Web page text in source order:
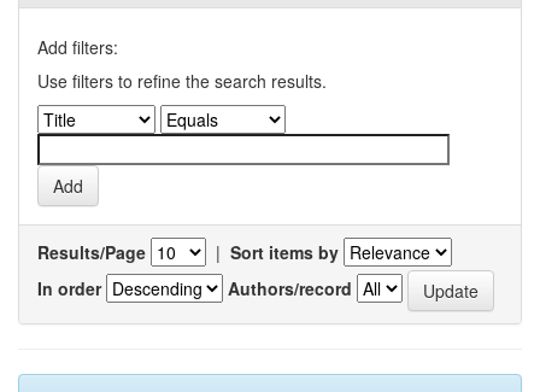
Add filters:
Use filters to refine the search results.
Results/Page | Sort items by
In order
Authors/record